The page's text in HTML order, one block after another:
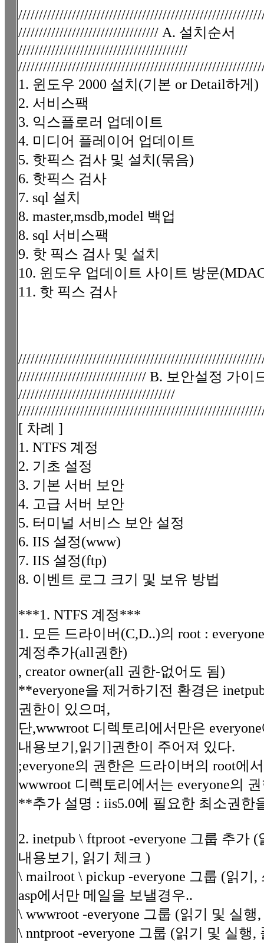
////////////////////////////////// A. 설치순서
/////////////////////////////////////////
1. 윈도우 2000 설치(기본 or Detail하게)
2. 서비스팩
3. 익스플로러 업데이트
4. 미디어 플레이어 업데이트
5. 핫픽스 검사 및 설치(묶음)
6. 핫픽스 검사
7. sql 설치
8. master,msdb,model 백업
8. sql 서비스팩
9. 핫 픽스 검사 및 설치
10. 윈도우 업데이트 사이트 방문
11. 핫 픽스 검사
/////////////////////////////// B. 보안설정 가이
//////////////////////////////////////
[ 차례 ]
1. NTFS 계정
2. 기초 설정
3. 기본 서버 보안
4. 고급 서버 보안
5. 터미널 서비스 보안 설정
6. IIS 설정(www)
7. IIS 설정(ftp)
8. 이벤트 로그 크기 및 보유 방법
***1. NTFS 계정***
1. 모든 드라이버(C,D..)의 root :
계정추가(all권한)
, creator owner(all 권한-없어도 됨)
**everyone을 제거하기전 환경은
권한이 있으며,
단,wwwroot 디렉토리에서만은
내용보기,읽기]권한이 주어져 있다.
;everyone의 권한은 드라이버의 root에
wwwroot 디렉토리에서는 everyone의
**추가 설명 : iis5.0에 필요한 최소권한
2. inetpub \ ftproot -everyone 그룹 추가
내용보기, 읽기 체크 )
\ mailroot \ pickup -everyone 그룹 (읽기
asp에서만 메일을 보낼경우..
\ wwwroot -everyone 그룹 (읽기 및 실
\ nntproot -everyone 그룹 (읽기 및 실행